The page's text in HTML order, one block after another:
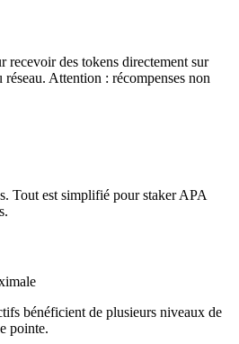
recevoir des tokens directement sur
Attention : récompenses non
Tout est simplifié pour staker APA
bénéficient de plusieurs niveaux de
pointe.